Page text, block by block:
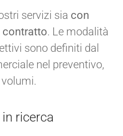
servizi sia con
contratto. Le modalità
sono definiti dal
nel preventivo,
ricerca